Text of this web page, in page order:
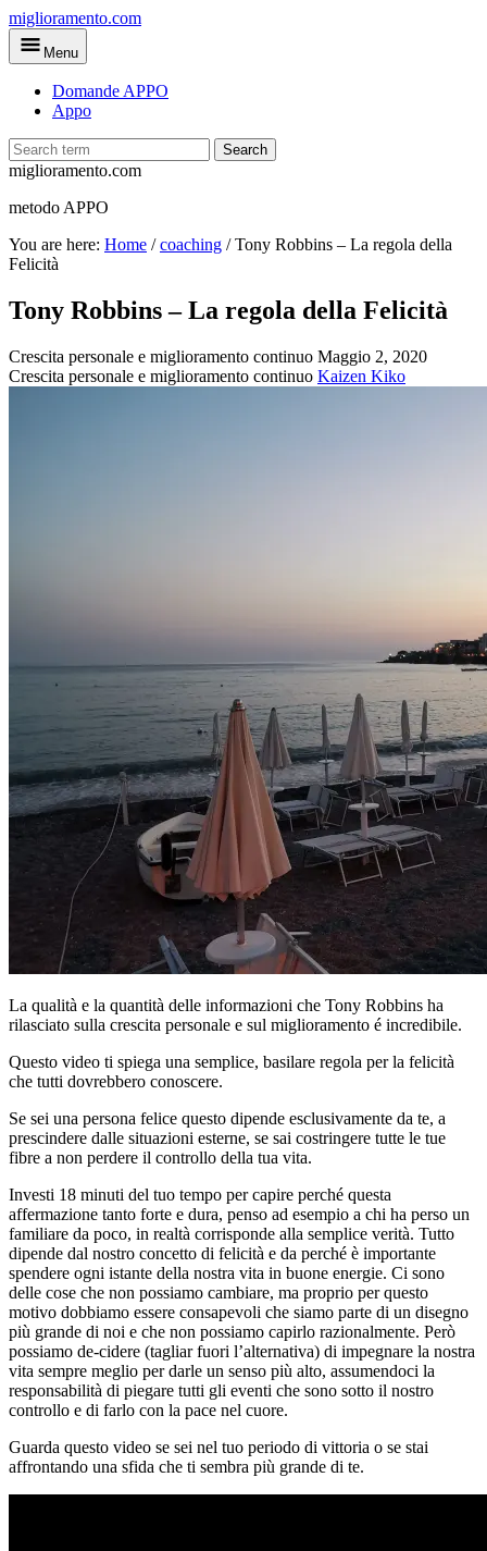
Skip
to
main
miglioramento.com
Menu
Domande APPO
Appo
Search
miglioramento.com
metodo APPO
You are here: Home /coaching /Tony Robbins – La regola della
Felicità
Tony Robbins – La regola della Felicità
Crescita personale e miglioramento continuo Maggio 2, 2020
Crescita personale e miglioramento continuo Kaizen Kiko
La qualità e la quantità delle informazioni che Tony Robbins ha
rilasciato sulla crescita personale e sul miglioramento é incredibile.
Questo video ti spiega una semplice, basilare regola per la felicità
che tutti dovrebbero conoscere.
Se sei una persona felice questo dipende esclusivamente da te, a
prescindere dalle situazioni esterne, se sai costringere tutte le tue
fibre a non perdere il controllo della tua vita.
Investi 18 minuti del tuo tempo per capire perché questa
affermazione tanto forte e dura, penso ad esempio a chi ha perso un
familiare da poco, in realtà corrisponde alla semplice verità. Tutto
dipende dal nostro concetto di felicità e da perché è importante
spendere ogni istante della nostra vita in buone energie. Ci sono
delle cose che non possiamo cambiare, ma proprio per questo
motivo dobbiamo essere consapevoli che siamo parte di un disegno
più grande di noi e che non possiamo capirlo razionalmente. Però
possiamo de-cidere (tagliar fuori l’alternativa) di impegnare la nostra
vita sempre meglio per darle un senso più alto, assumendoci la
responsabilità di piegare tutti gli eventi che sono sotto il nostro
controllo e di farlo con la pace nel cuore.
Guarda questo video se sei nel tuo periodo di vittoria o se stai
affrontando una sfida che ti sembra più grande di te.